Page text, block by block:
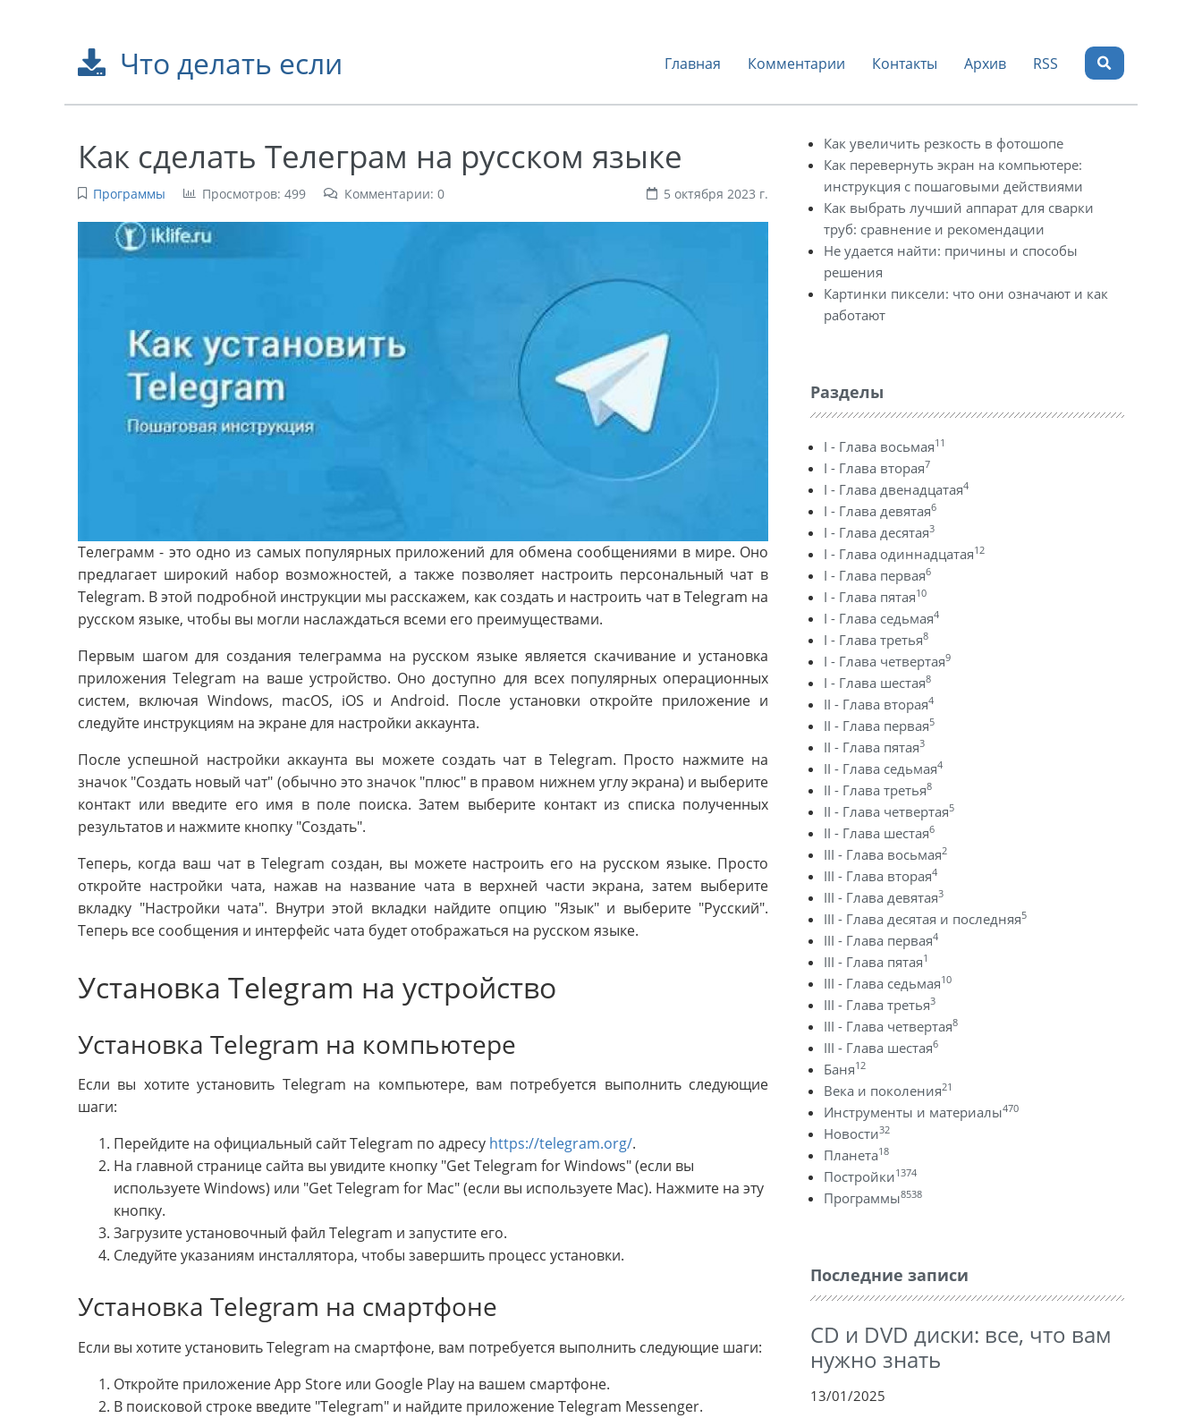
Что делать если Главная Комментарии Контакты Архив RSS
Как сделать Телеграм на русском языке
Программы Просмотров: 499 Комментарии: 0 5 октября 2023 г.
Телеграмм - это одно из самых популярных приложений для обмена сообщениями в мире. Оно
предлагает широкий набор возможностей, а также позволяет настроить персональный чат в
Telegram. В этой подробной инструкции мы расскажем, как создать и настроить чат в Telegram на
русском языке, чтобы вы могли наслаждаться всеми его преимуществами.
Первым шагом для создания телеграмма на русском языке является скачивание и установка
приложения Telegram на ваше устройство. Оно доступно для всех популярных операционных
систем, включая Windows, macOS, iOS и Android. После установки откройте приложение и
следуйте инструкциям на экране для настройки аккаунта.
После успешной настройки аккаунта вы можете создать чат в Telegram. Просто нажмите на
значок "Создать новый чат" (обычно это значок "плюс" в правом нижнем углу экрана) и выберите
контакт или введите его имя в поле поиска. Затем выберите контакт из списка полученных
результатов и нажмите кнопку "Создать".
Теперь, когда ваш чат в Telegram создан, вы можете настроить его на русском языке. Просто
откройте настройки чата, нажав на название чата в верхней части экрана, затем выберите
вкладку "Настройки чата". Внутри этой вкладки найдите опцию "Язык" и выберите "Русский".
Теперь все сообщения и интерфейс чата будет отображаться на русском языке.
Установка Telegram на устройство
Установка Telegram на компьютере
Если вы хотите установить Telegram на компьютере, вам потребуется выполнить следующие
шаги:
Перейдите на официальный сайт Telegram по адресу https://telegram.org/.
На главной странице сайта вы увидите кнопку "Get Telegram for Windows" (если вы
используете Windows) или "Get Telegram for Mac" (если вы используете Mac). Нажмите на эту
кнопку.
Загрузите установочный файл Telegram и запустите его.
Следуйте указаниям инсталлятора, чтобы завершить процесс установки.
Установка Telegram на смартфоне
Если вы хотите установить Telegram на смартфоне, вам потребуется выполнить следующие шаги:
Откройте приложение App Store или Google Play на вашем смартфоне.
В поисковой строке введите "Telegram" и найдите приложение Telegram Messenger.
Как увеличить резкость в фотошопе
Как перевернуть экран на компьютере:
инструкция с пошаговыми действиями
Как выбрать лучший аппарат для сварки
труб: сравнение и рекомендации
Не удается найти: причины и способы
решения
Картинки пиксели: что они означают и как
работают
Разделы
I - Глава восьмая11
I - Глава вторая7
I - Глава двенадцатая4
I - Глава девятая6
I - Глава десятая3
I - Глава одиннадцатая12
I - Глава первая6
I - Глава пятая10
I - Глава седьмая4
I - Глава третья8
I - Глава четвертая9
I - Глава шестая8
II - Глава вторая4
II - Глава первая5
II - Глава пятая3
II - Глава седьмая4
II - Глава третья8
II - Глава четвертая5
II - Глава шестая6
III - Глава восьмая2
III - Глава вторая4
III - Глава девятая3
III - Глава десятая и последняя5
III - Глава первая4
III - Глава пятая1
III - Глава седьмая10
III - Глава третья3
III - Глава четвертая8
III - Глава шестая6
Баня12
Века и поколения21
Инструменты и материалы470
Новости32
Планета18
Постройки1374
Программы8538
Последние записи
CD и DVD диски: все, что вам
нужно знать
13/01/2025